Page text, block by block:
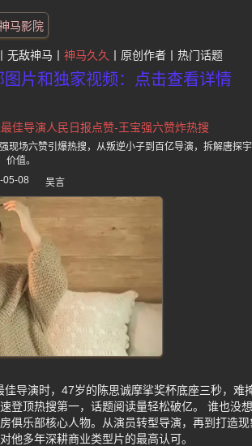
马影院
无敌神马 神马久久 原创作者 热门话题
片和独家视频：点击查看详情
佳导演人民日报点赞-王宝强六赞炸热搜
场六赞引爆热搜，从叛逆小子到百亿导演，拆解唐探
价值。
05-08
吴言
导演时，47岁的陈思诚摩挲奖杯底座三秒，难
登顶热搜第一，话题阅读量轻松破亿。 谁也没
俱乐部核心人物。从演员转型导演，再到打造
他多年深耕商业类型片的最高认可。